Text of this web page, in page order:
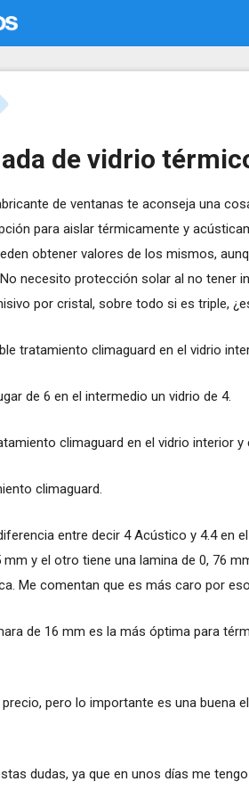
de vidrio
de ventanas te aconseja una
para aislar térmicamente y
obtener valores de los mismos,
necesito protección solar al no tener
por cristal, sobre todo si es triple,
tratamiento climaguard en el vidrio
de 6 en el intermedio un vidrio de 4.
climaguard en el vidrio interior y
climaguard.
entre decir 4 Acústico y 4.4 en
y el otro tiene una lamina de 0, 76
Me comentan que es más caro por
de 16 mm es la más óptima para
pero lo importante es una buena
dudas, ya que en unos días me